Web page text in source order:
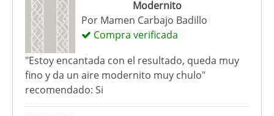
Modernito
Por Mamen Carbajo Badillo
Compra verificada
"Estoy encantada con el resultado, queda muy
fino y da un aire modernito muy chulo"
recomendado: Si